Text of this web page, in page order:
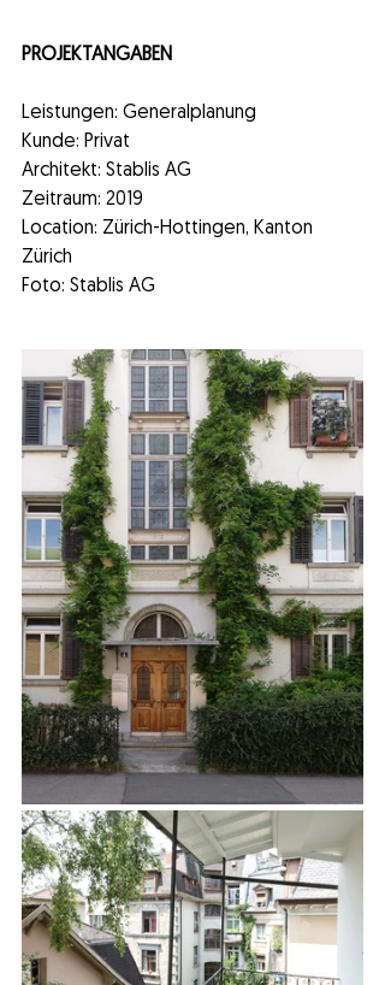
PROJEKTANGABEN
Leistungen: Generalplanung
Kunde: Privat
Architekt: Stablis AG
Zeitraum: 2019
Location: Zürich-Hottingen, Kanton
Zürich
Foto: Stablis AG